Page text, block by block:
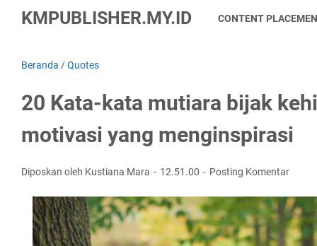
KMPUBLISHER.MY.ID CONTENT
Beranda /Quotes
20 Kata-kata mutiara bijak
motivasi yang menginspirasi
Diposkan oleh Kustiana Mara 12.51.00 Posting Komentar